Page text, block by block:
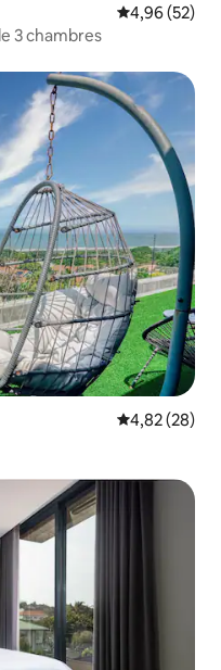
Évaluation
4,96 (52)
3 chambres
Évaluation
4,82 (28)